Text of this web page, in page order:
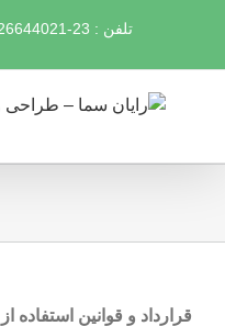
تلفن : 23-26644021
قرارداد و قوانین استفاده